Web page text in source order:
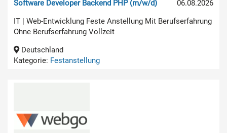
06.08.2026
Software Developer Backend PHP (m/w/d)
IT | Web-Entwicklung Feste Anstellung Mit Berufserfahrung
Ohne Berufserfahrung Vollzeit
Deutschland
Kategorie: Festanstellung